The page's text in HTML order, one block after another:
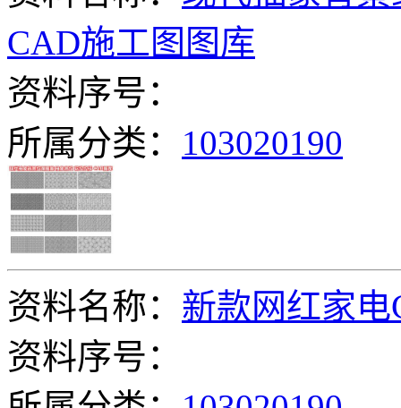
CAD施工图图库
资料序号：
所属分类： 103020190
资料名称： 新款网红家
资料序号：